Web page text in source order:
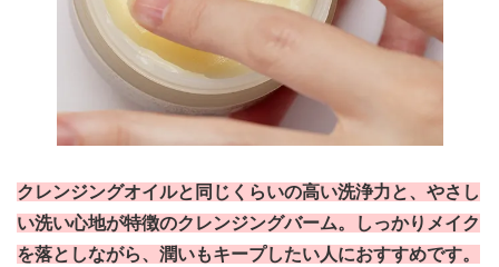
クレンジングオイルと同じくらいの高い洗浄力と、やさし
い洗い心地が特徴のクレンジングバーム。しっかりメイク
を落としながら、潤いもキープしたい人におすすめです。